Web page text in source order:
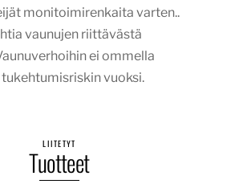
monitoimirenkaita varten..
vaunujen riittävästä
ei ommella
vuoksi.
LIITETYT
Tuotteet